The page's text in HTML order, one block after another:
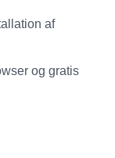
af
og gratis